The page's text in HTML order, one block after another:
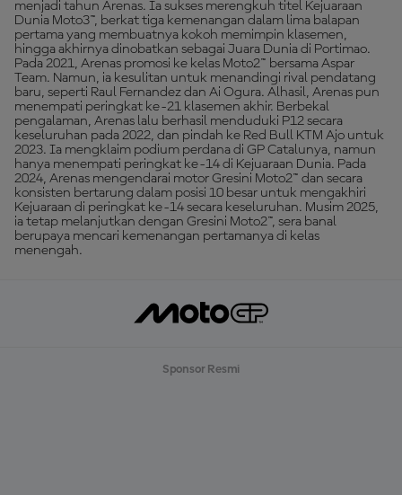
menjadi tahun Arenas. Ia sukses merengkuh titel Kejuaraan
Dunia Moto3™, berkat tiga kemenangan dalam lima balapan
pertama yang membuatnya kokoh memimpin klasemen,
hingga akhirnya dinobatkan sebagai Juara Dunia di Portimao.
Pada 2021, Arenas promosi ke kelas Moto2™ bersama Aspar
Team. Namun, ia kesulitan untuk menandingi rival pendatang
baru, seperti Raul Fernandez dan Ai Ogura. Alhasil, Arenas pun
menempati peringkat ke-21 klasemen akhir. Berbekal
pengalaman, Arenas lalu berhasil menduduki P12 secara
keseluruhan pada 2022, dan pindah ke Red Bull KTM Ajo untuk
2023. Ia mengklaim podium perdana di GP Catalunya, namun
hanya menempati peringkat ke-14 di Kejuaraan Dunia. Pada
2024, Arenas mengendarai motor Gresini Moto2™ dan secara
konsisten bertarung dalam posisi 10 besar untuk mengakhiri
Kejuaraan di peringkat ke-14 secara keseluruhan. Musim 2025,
ia tetap melanjutkan dengan Gresini Moto2™, sera banal
berupaya mencari kemenangan pertamanya di kelas
menengah.
Sponsor Resmi